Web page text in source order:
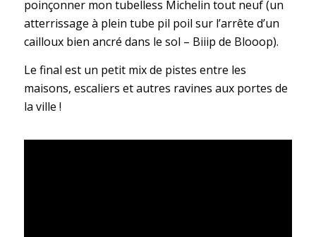
poinçonner mon tubelless Michelin tout neuf (un
atterrissage à plein tube pil poil sur l’arrête d’un
cailloux bien ancré dans le sol – Biiip de Blooop).
Le final est un petit mix de pistes entre les
maisons, escaliers et autres ravines aux portes de
la ville !